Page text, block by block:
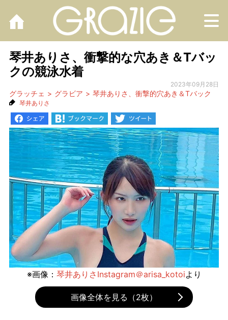
琴井ありさ、衝撃的な穴あき＆Tバッ
クの競泳水着
2023年09月28日
グラッチェ グラビア 琴井ありさ、衝撃的穴あき＆Tバック
琴井ありさ
※画像： 琴井ありさInstagram＠arisa_kotoiより
画像全体を見る（2枚）